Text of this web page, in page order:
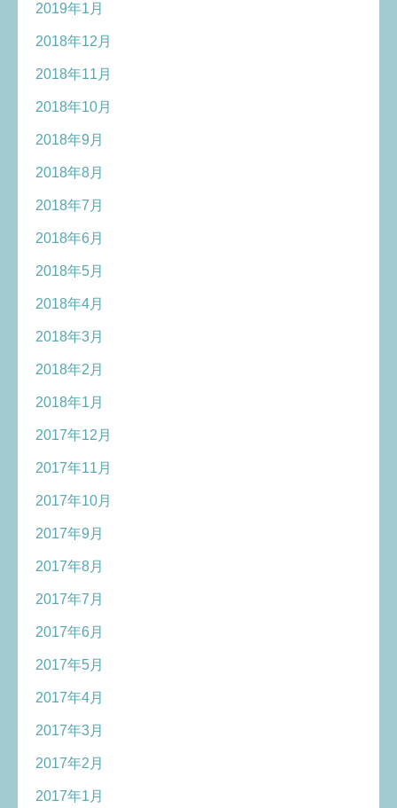
2019年1月
2018年12月
2018年11月
2018年10月
2018年9月
2018年8月
2018年7月
2018年6月
2018年5月
2018年4月
2018年3月
2018年2月
2018年1月
2017年12月
2017年11月
2017年10月
2017年9月
2017年8月
2017年7月
2017年6月
2017年5月
2017年4月
2017年3月
2017年2月
2017年1月